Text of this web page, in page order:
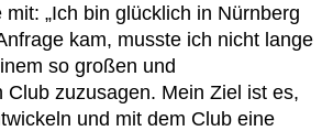
„Ich bin glücklich in Nürnberg
kam, musste ich nicht lange
so großen und
Club zuzusagen. Mein Ziel ist es,
und mit dem Club eine